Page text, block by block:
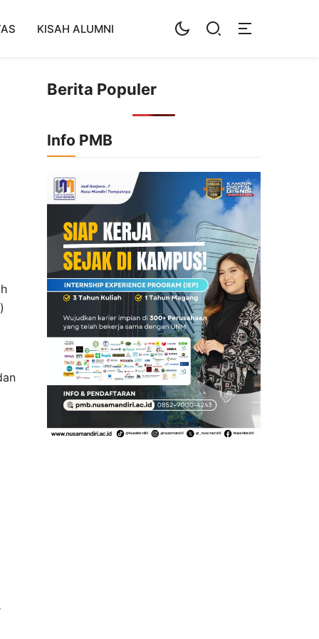
KISAH ALUMNI
Berita Populer
Info PMB